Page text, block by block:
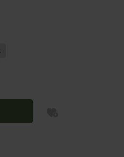
3 - SMALL - KOBBER